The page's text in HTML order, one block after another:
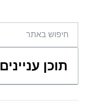
תוכן עניינים